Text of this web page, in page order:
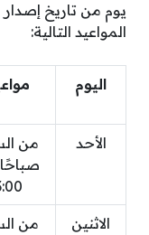
يوم من تاريخ
المواعيد التالية:
اليوم
الأحد
03:00
الاثنين